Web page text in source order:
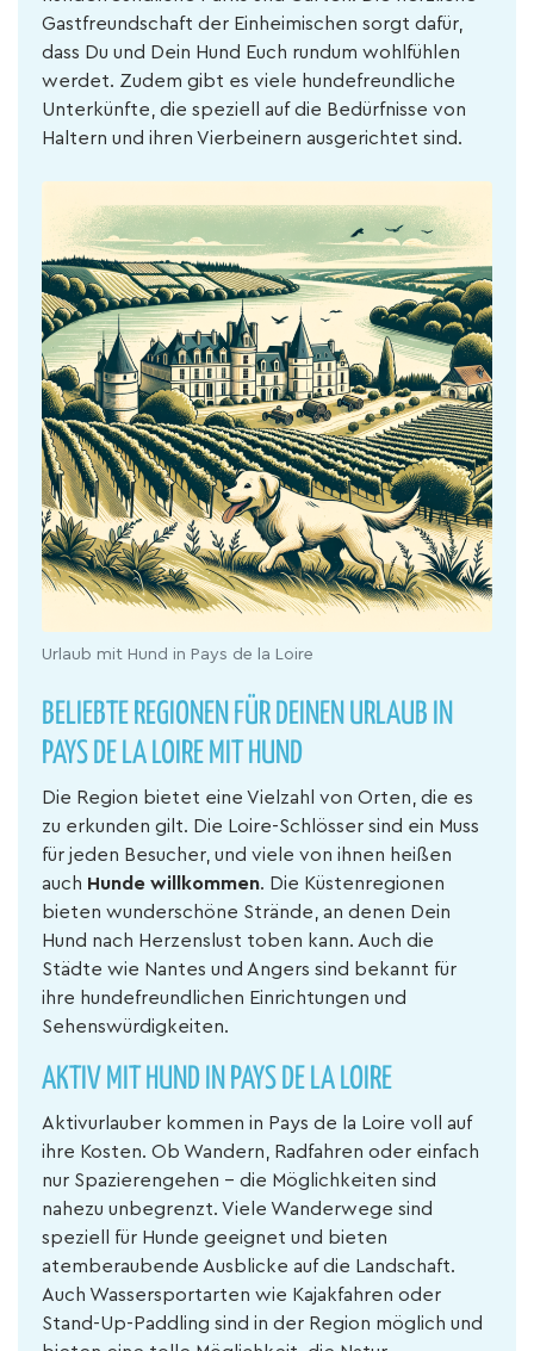
Gastfreundschaft der Einheimischen sorgt dafür,
dass Du und Dein Hund Euch rundum wohlfühlen
werdet. Zudem gibt es viele hundefreundliche
Unterkünfte, die speziell auf die Bedürfnisse von
Haltern und ihren Vierbeinern ausgerichtet sind.
Urlaub mit Hund in Pays de la Loire
BELIEBTE REGIONEN FÜR DEINEN URLAUB IN
PAYS DE LA LOIRE MIT HUND
Die Region bietet eine Vielzahl von Orten, die es
zu erkunden gilt. Die Loire-Schlösser sind ein Muss
für jeden Besucher, und viele von ihnen heißen
auch Hunde willkommen. Die Küstenregionen
bieten wunderschöne Strände, an denen Dein
Hund nach Herzenslust toben kann. Auch die
Städte wie Nantes und Angers sind bekannt für
ihre hundefreundlichen Einrichtungen und
Sehenswürdigkeiten.
AKTIV MIT HUND IN PAYS DE LA LOIRE
Aktivurlauber kommen in Pays de la Loire voll auf
ihre Kosten. Ob Wandern, Radfahren oder einfach
nur Spazierengehen – die Möglichkeiten sind
nahezu unbegrenzt. Viele Wanderwege sind
speziell für Hunde geeignet und bieten
atemberaubende Ausblicke auf die Landschaft.
Auch Wassersportarten wie Kajakfahren oder
Stand-Up-Paddling sind in der Region möglich und